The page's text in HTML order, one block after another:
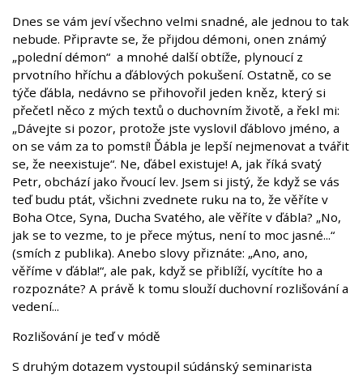
Dnes se vám jeví všechno velmi snadné, ale jednou to tak
nebude. Připravte se, že přijdou démoni, onen známý
„polední démon“ a mnohé další obtíže, plynoucí z
prvotního hříchu a ďáblových pokušení. Ostatně, co se
týče ďábla, nedávno se přihovořil jeden kněz, který si
přečetl něco z mých textů o duchovním životě, a řekl mi:
„Dávejte si pozor, protože jste vyslovil ďáblovo jméno, a
on se vám za to pomstí! Ďábla je lepší nejmenovat a tvářit
se, že neexistuje“. Ne, ďábel existuje! A, jak říká svatý
Petr, obchází jako řvoucí lev. Jsem si jistý, že když se vás
teď budu ptát, všichni zvednete ruku na to, že věříte v
Boha Otce, Syna, Ducha Svatého, ale věříte v ďábla? „No,
jak se to vezme, to je přece mýtus, není to moc jasné...“
(smích z publika). Anebo slovy přiznáte: „Ano, ano,
věříme v ďábla!“, ale pak, když se přiblíží, vycítíte ho a
rozpoznáte? A právě k tomu slouží duchovní rozlišování a
vedení...
Rozlišování je teď v módě
S druhým dotazem vystoupil súdánský seminarista